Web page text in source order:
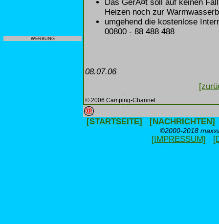
WERBUNG
Das GerÃ¤t soll auf keinen
Heizen noch zur
umgehend die kostenlose
00800 - 88 488 488
08.07.06
© 2006 Camping-Channel
[STARTSEITE] [NACHRICHTEN]
©2000-2018
[IMPRESSUM]